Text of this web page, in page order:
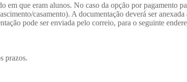
em que eram alunos. No caso da opção por pagamento
casamento). A documentação deverá ser
pode ser enviada pelo correio, para o seguinte
prazos.